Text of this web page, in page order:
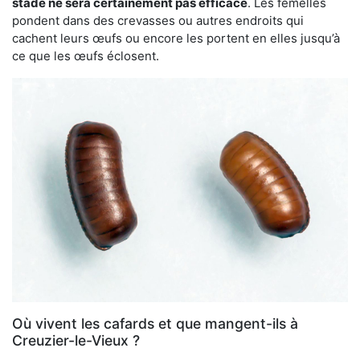
pondent dans des crevasses ou autres endroits qui
cachent leurs œufs ou encore les portent en elles jusqu’à
ce que les œufs éclosent.
Où vivent les cafards et que mangent-ils à
Creuzier-le-Vieux ?